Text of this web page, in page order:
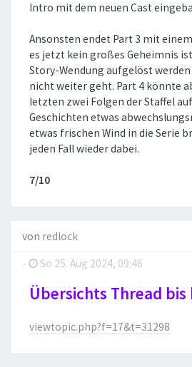
Intro mit dem neuen Cast
Ansonsten endet Part 3 mit
es jetzt kein großes Geheimnis
Story-Wendung aufgelöst
nicht weiter geht. Part 4 könnte
letzten zwei Folgen der Staffel
Geschichten etwas
etwas frischen Wind in die Serie
jeden Fall wieder dabei.
7/10
von redlock
-
So 25. Aug 2024, 09:46
Übersichts Thread
viewtopic.php?f=17&t=31298